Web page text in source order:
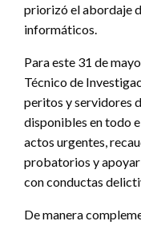
priorizó el abordaje
informáticos.
Para este 31 de
Técnico de
peritos y servidores
disponibles en todo
actos urgentes,
probatorios y
con conductas
De manera